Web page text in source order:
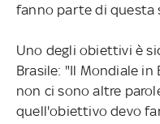
fanno parte di questa
Uno degli obiettivi è
Brasile: "Il Mondiale in
non ci sono altre
quell'obiettivo devo